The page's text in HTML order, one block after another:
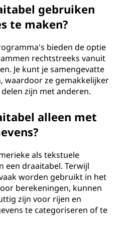
gebruiken
te maken?
bieden de optie
rechtstreeks vanuit
Je kunt je samengevatte
waardoor ze gemakkelijker
zijn met anderen.
alleen met
als tekstuele
een draaitabel. Terwijl
worden gebruikt in het
berekeningen, kunnen
zijn voor rijen en
te categoriseren of te